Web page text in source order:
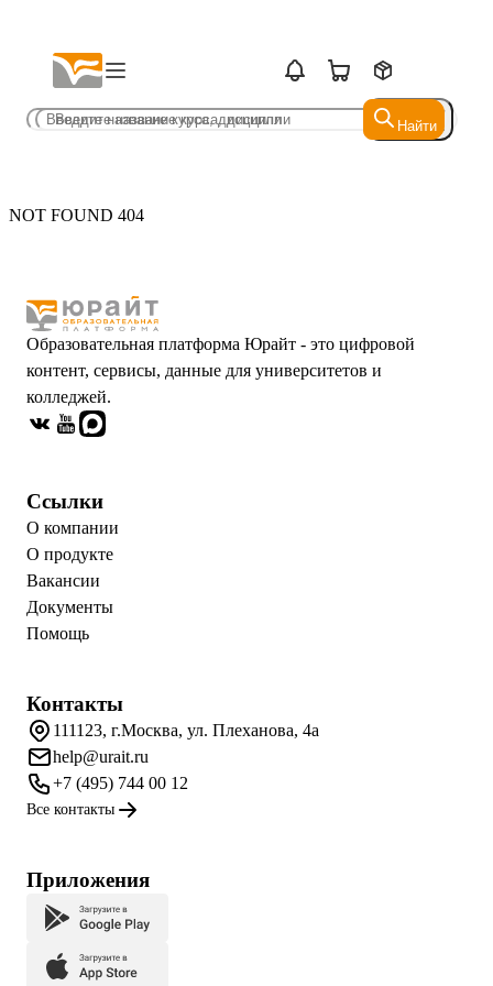
Найти
Найти
NOT FOUND 404
Образовательная платформа Юрайт - это цифровой
контент, сервисы, данные для университетов и
колледжей.
Ссылки
О компании
О продукте
Вакансии
Документы
Помощь
Контакты
111123, г.Москва, ул. Плеханова, 4а
help@urait.ru
+7 (495) 744 00 12
Все контакты
Приложения